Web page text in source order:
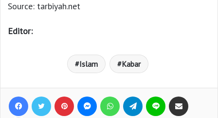
Source: tarbiyah.net
Editor:
Islam Kabar